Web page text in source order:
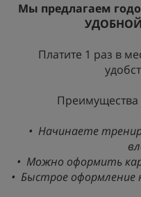
Мы предлагаем
Платите 1 раз в
•⁠ ⁠Начинаете
•⁠ ⁠Можно оформить
•⁠ ⁠Быстрое оформление